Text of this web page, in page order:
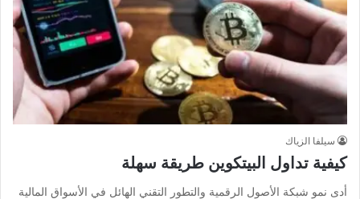
سيلفا الزياك
كيفية تداول البيتكوين طريقة سهلة
أدى نمو شبكة الأصول الرقمية والتطور التقني الهائل في الأسواق المالية